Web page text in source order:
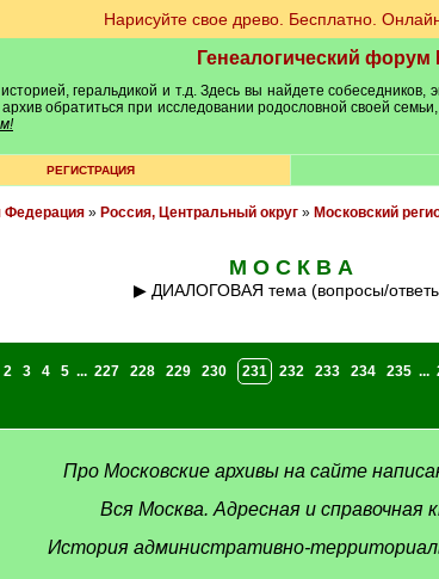
Нарисуйте свое древо. Бесплатно.
Генеалогический форум
геральдикой и т.д. Здесь вы найдете
обратиться при исследовании родословной своей
РЕГИСТРАЦИЯ
Федерация» Россия, Центральный округ» Московский
М О С К В А
▶ ДИАЛОГОВАЯ тема (вопросы/
2 3 4 5 ... 227 228 229 230 231 232 233 234 235 ...
Про Московские архивы на сайте
Вся Москва. Адресная и справочная
История административно-